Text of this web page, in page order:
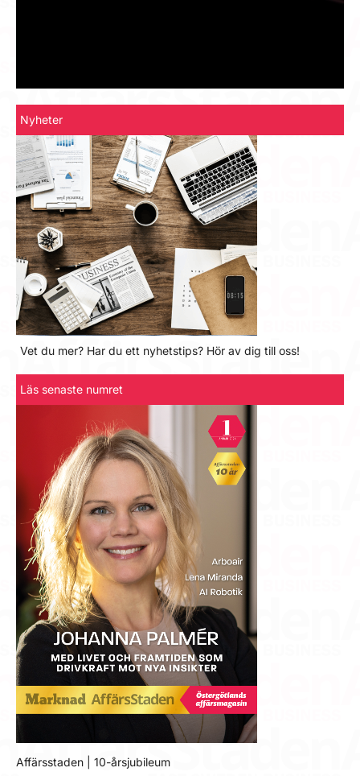
Nyheter
Vet du mer? Har du ett nyhetstips? Hör av dig till oss!
Läs senaste numret
Affärsstaden | 10-årsjubileum